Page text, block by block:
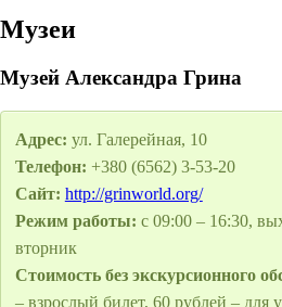
Музеи
Музей Александра Грина
Адрес: ул. Галерейная, 10
Телефон: +380 (6562) 3-53-20
Сайт: http://grinworld.org/
Режим работы: с 09:00 – 16:30,
вторник
Стоимость без экскурсионного
– взрослый билет, 60 рублей – для